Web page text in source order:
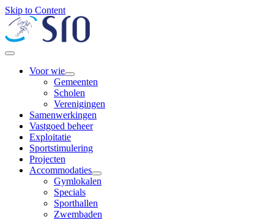
Skip to Content
Voor wie
Gemeenten
Scholen
Verenigingen
Samenwerkingen
Vastgoed beheer
Exploitatie
Sportstimulering
Projecten
Accommodaties
Gymlokalen
Specials
Sporthallen
Zwembaden